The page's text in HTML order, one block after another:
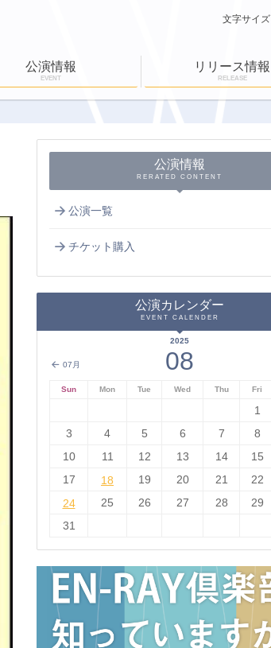
文字サイズ
公演情報
EVENT
リリース情報
RELEASE
公演情報
RERATED CONTENT
公演一覧
チケット購入
公演カレンダー
EVENT CALENDER
07月
2025
08
Sun Mon Tue Wed Thu Fri
1
3
4 5 6 7 8
10
11 12 13 14 15
17
18
18 19 20 21 22
24
24 25 26 27 28 29
31